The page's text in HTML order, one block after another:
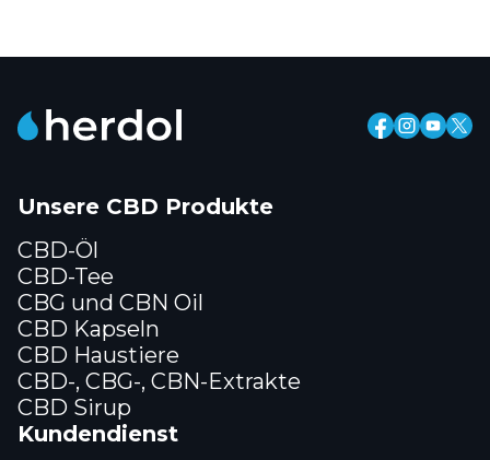
Unsere CBD Produkte
CBD-Öl
CBD-Tee
CBG und CBN Oil
CBD Kapseln
CBD Haustiere
CBD-, CBG-, CBN-Extrakte
CBD Sirup
Kundendienst